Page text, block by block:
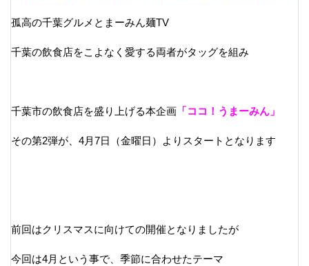
孤高の千葉グルメとまーみん麺TV
千葉の飲食店をこよなく愛する両者がタッグを組み
千葉市の飲食店を盛り上げる本企画 「ココ！うまーみん」
その第2弾が、4月7日（金曜日）よりスタートとなります
前回はクリスマスに向けての開催となりましたが
今回は4月という事で、季節に合わせたテーマ